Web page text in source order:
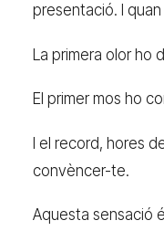
presentació. I
La primera olor ho
El primer mos ho
I el record, hores
convèncer-te.
Aquesta sensació